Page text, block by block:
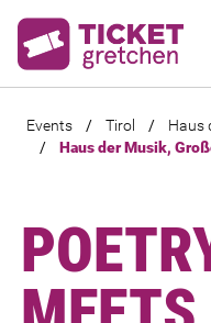
Events / Tirol /
Haus
/
Haus der Musik,